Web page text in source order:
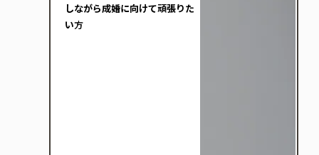
しながら成婚に向けて頑張りた
い方